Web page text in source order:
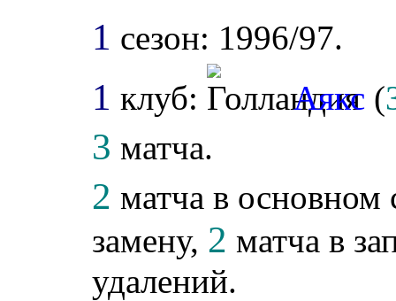
1 сезон: 1996/97.
1 клуб: Аякс (
3 матча.
2 матча в основном
замену, 2 матча в
удалений.